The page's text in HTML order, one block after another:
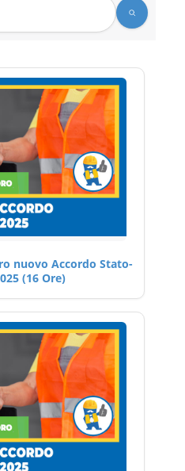
nuovo Accordo Stato-
(16 Ore)